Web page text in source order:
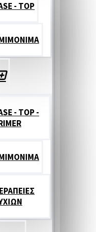
- TOP
- TOP -